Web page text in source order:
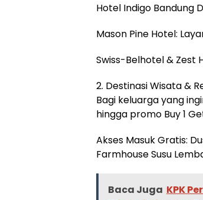
Hotel Indigo Bandung
Mason Pine Hotel:
Swiss-Belhotel & Zest
2. Destinasi Wisata &
Bagi keluarga yang
hingga promo Buy 1
Akses Masuk Gratis:
Farmhouse Susu
Baca Juga KPK